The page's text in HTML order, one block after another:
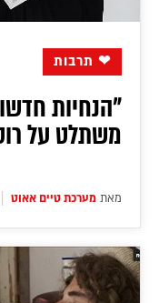
❤ תרבות
"הנחיות
משתלט על
מאת מערכת טיים אאוט